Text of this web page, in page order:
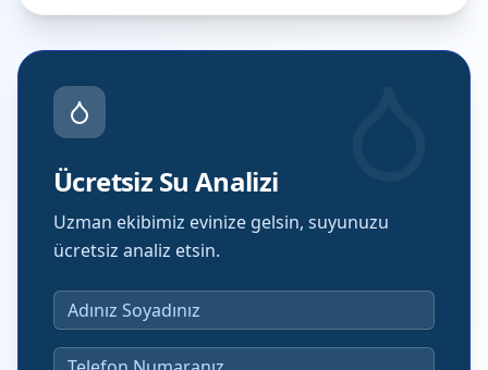
Ücretsiz Su Analizi
Uzman ekibimiz evinize gelsin, suyunuzu
ücretsiz analiz etsin.